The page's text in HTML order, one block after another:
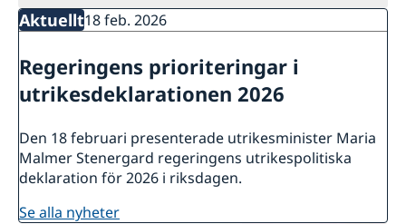
Aktuellt18 feb. 2026
Regeringens prioriteringar i
utrikesdeklarationen 2026
Den 18 februari presenterade utrikesminister Maria
Malmer Stenergard regeringens utrikespolitiska
deklaration för 2026 i riksdagen.
se alla nyheter